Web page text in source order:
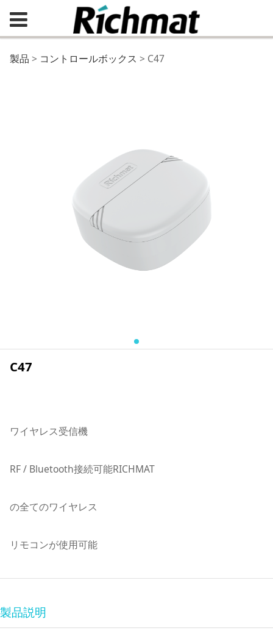
C47
製品 > コントロールボックス > C47
C47
ワイヤレス受信機
RF / Bluetooth接続可能RICHMAT
の全てのワイヤレス
リモコンが使用可能
製品説明